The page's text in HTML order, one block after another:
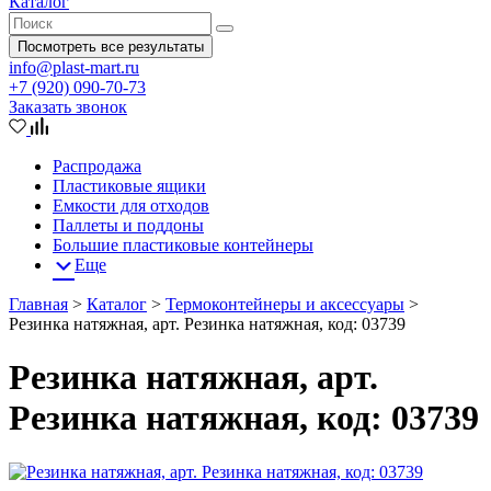
Посмотреть все результаты
info@plast-mart.ru
+7 (920) 090-70-73
Заказать звонок
Распродажа
Пластиковые ящики
Емкости для отходов
Паллеты и поддоны
Большие пластиковые контейнеры
Еще
Главная > Каталог > Термоконтейнеры и аксессуары >
Резинка натяжная, арт. Резинка натяжная, код: 03739
Резинка натяжная, арт.
Резинка натяжная, код: 03739